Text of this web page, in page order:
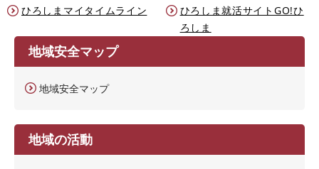
ひろしまマイタイムライン
ひろしま就活サイトGO!ひ
ろしま
地域安全マップ
地域安全マップ
地域の活動